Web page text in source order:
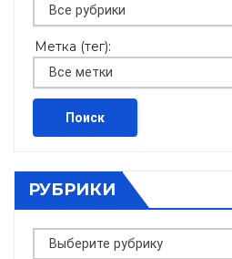
Метка (тег):
РУБРИКИ
Рубрики